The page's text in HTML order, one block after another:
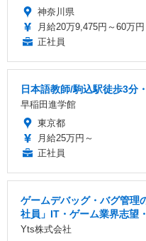
神奈川県
月給20万9,475円～60万円
正社員
日本語教師/駒込駅徒歩3分
早稲田進学館
東京都
月給25万円～
正社員
ゲームデバッグ・バグ管理
社員」IT・ゲーム業界志望
Yts株式会社